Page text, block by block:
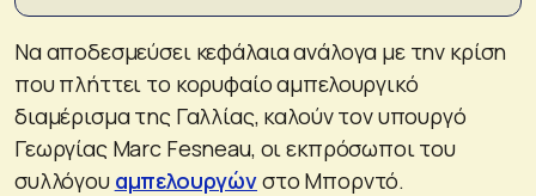
Να αποδεσμεύσει κεφάλαια ανάλογα με την κρίση
που πλήττει το κορυφαίο αμπελουργικό
διαμέρισμα της Γαλλίας, καλούν τον υπουργό
Γεωργίας Marc Fesneau, οι εκπρόσωποι του
συλλόγου αμπελουργώνστο Μπορντό.